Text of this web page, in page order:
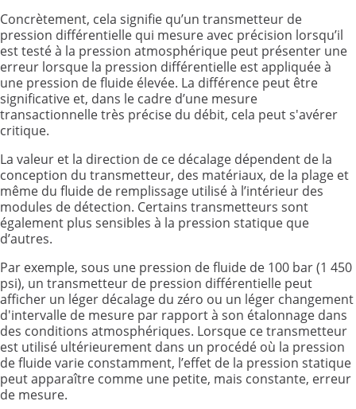
Concrètement, cela signifie qu’un transmetteur de
pression différentielle qui mesure avec précision lorsqu’il
est testé à la pression atmosphérique peut présenter une
erreur lorsque la pression différentielle est appliquée à
une pression de fluide élevée. La différence peut être
significative et, dans le cadre d’une mesure
transactionnelle très précise du débit, cela peut s'avérer
critique.
La valeur et la direction de ce décalage dépendent de la
conception du transmetteur, des matériaux, de la plage et
même du fluide de remplissage utilisé à l’intérieur des
modules de détection. Certains transmetteurs sont
également plus sensibles à la pression statique que
d’autres.
Par exemple, sous une pression de fluide de 100 bar (1 450
psi), un transmetteur de pression différentielle peut
afficher un léger décalage du zéro ou un léger changement
d'intervalle de mesure par rapport à son étalonnage dans
des conditions atmosphériques. Lorsque ce transmetteur
est utilisé ultérieurement dans un procédé où la pression
de fluide varie constamment, l’effet de la pression statique
peut apparaître comme une petite, mais constante, erreur
de mesure.